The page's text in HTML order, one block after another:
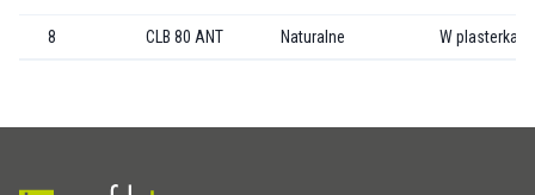
8 CLB 80 ANT Naturalne W plasterkach